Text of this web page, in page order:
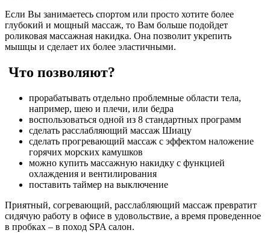
Если Вы занимаетесь спортом или просто хотите более
глубокий и мощный массаж, то Вам больше подойдет
роликовая массажная накидка. Она позволит укрепить
мышцы и сделает их более эластичными.
Что позволяют?
прорабатывать отдельно проблемные области тела,
например, шею и плечи, или бедра
воспользоваться одной из 8 стандартных программ
сделать расслабляющий массаж Шиацу
сделать прогревающий массаж с эффектом наложение
горячих морских камушков
можно купить массажную накидку с функцией
охлаждения и вентилирования
поставить таймер на выключение
Приятный, согревающий, расслабляющий массаж превратит
сидячую работу в офисе в удовольствие, а время проведенное
в пробках – в поход SPA салон.